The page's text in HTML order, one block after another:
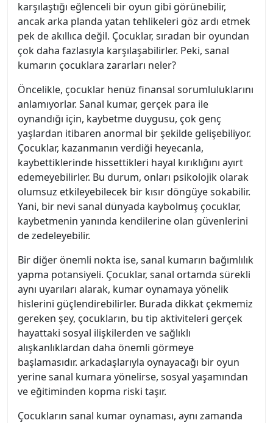
karşılaştığı eğlenceli bir oyun gibi görünebilir,
ancak arka planda yatan tehlikeleri göz ardı etmek
pek de akıllıca değil. Çocuklar, sıradan bir oyundan
çok daha fazlasıyla karşılaşabilirler. Peki, sanal
kumarın çocuklara zararları neler?
Öncelikle, çocuklar henüz finansal sorumluluklarını
anlamıyorlar. Sanal kumar, gerçek para ile
oynandığı için, kaybetme duygusu, çok genç
yaşlardan itibaren anormal bir şekilde gelişebiliyor.
Çocuklar, kazanmanın verdiği heyecanla,
kaybettiklerinde hissettikleri hayal kırıklığını ayırt
edemeyebilirler. Bu durum, onları psikolojik olarak
olumsuz etkileyebilecek bir kısır döngüye sokabilir.
Yani, bir nevi sanal dünyada kaybolmuş çocuklar,
kaybetmenin yanında kendilerine olan güvenlerini
de zedeleyebilir.
Bir diğer önemli nokta ise, sanal kumarın bağımlılık
yapma potansiyeli. Çocuklar, sanal ortamda sürekli
aynı uyarıları alarak, kumar oynamaya yönelik
hislerini güçlendirebilirler. Burada dikkat çekmemiz
gereken şey, çocukların, bu tip aktiviteleri gerçek
hayattaki sosyal ilişkilerden ve sağlıklı
alışkanlıklardan daha önemli görmeye
başlamasıdır. arkadaşlarıyla oynayacağı bir oyun
yerine sanal kumara yönelirse, sosyal yaşamından
ve eğitiminden kopma riski taşır.
Çocukların sanal kumar oynaması, aynı zamanda